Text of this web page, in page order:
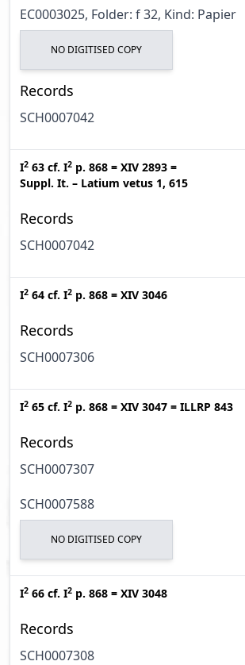
EC0003025, Folder: f 32, Kind: Papier
NO DIGITISED COPY
Records
SCH0007042
I2 63 cf. I2 p. 868 = XIV 2893 =
Suppl. It. – Latium vetus 1, 615
Records
SCH0007042
I2 64 cf. I2 p. 868 = XIV 3046
Records
SCH0007306
I2 65 cf. I2 p. 868 = XIV 3047 = ILLRP 843
Records
SCH0007307
SCH0007588
NO DIGITISED COPY
I2 66 cf. I2 p. 868 = XIV 3048
Records
SCH0007308